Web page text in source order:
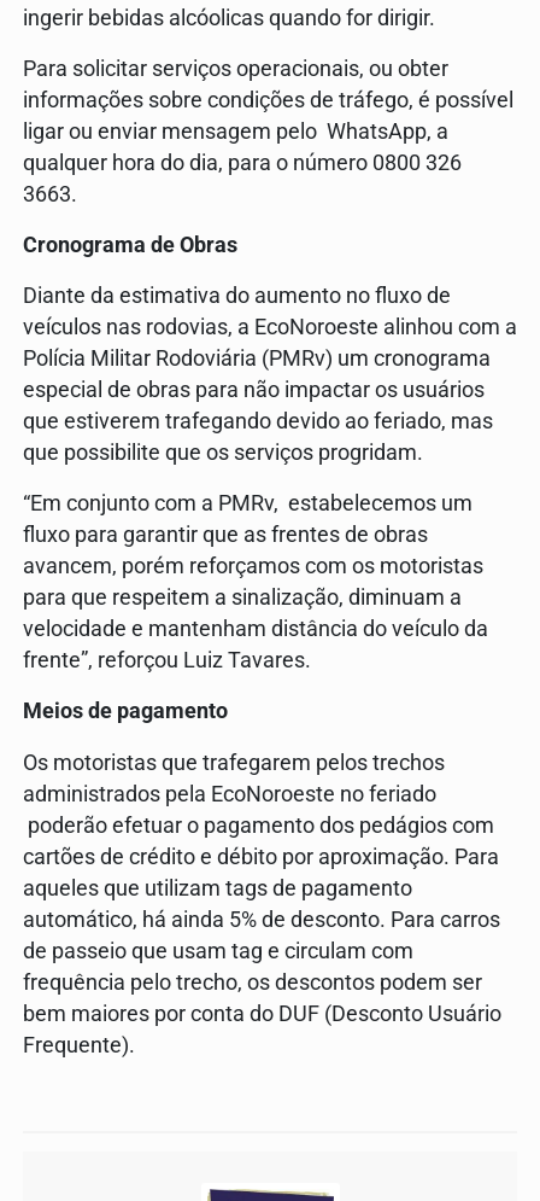
ingerir bebidas alcóolicas quando for dirigir.
Para solicitar serviços operacionais, ou obter
informações sobre condições de tráfego, é possível
ligar ou enviar mensagem pelo WhatsApp, a
qualquer hora do dia, para o número 0800 326
3663.
Cronograma de Obras
Diante da estimativa do aumento no fluxo de
veículos nas rodovias, a EcoNoroeste alinhou com a
Polícia Militar Rodoviária (PMRv) um cronograma
especial de obras para não impactar os usuários
que estiverem trafegando devido ao feriado, mas
que possibilite que os serviços progridam.
“Em conjunto com a PMRv, estabelecemos um
fluxo para garantir que as frentes de obras
avancem, porém reforçamos com os motoristas
para que respeitem a sinalização, diminuam a
velocidade e mantenham distância do veículo da
frente”, reforçou Luiz Tavares.
Meios de pagamento
Os motoristas que trafegarem pelos trechos
administrados pela EcoNoroeste no feriado
poderão efetuar o pagamento dos pedágios com
cartões de crédito e débito por aproximação. Para
aqueles que utilizam tags de pagamento
automático, há ainda 5% de desconto. Para carros
de passeio que usam tag e circulam com
frequência pelo trecho, os descontos podem ser
bem maiores por conta do DUF (Desconto Usuário
Frequente).